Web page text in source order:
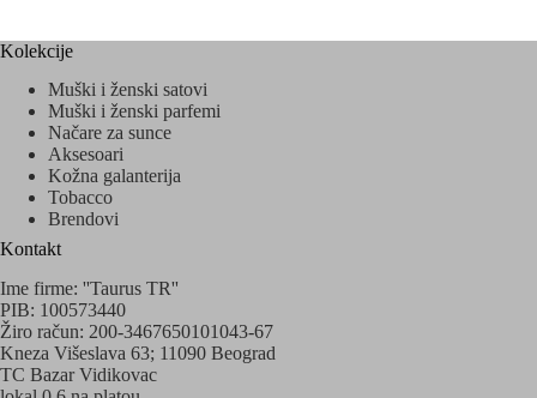
Kolekcije
Muški i ženski satovi
Muški i ženski parfemi
Načare za sunce
Aksesoari
Kožna galanterija
Tobacco
Brendovi
Kontakt
Ime firme: ''Taurus TR''
PIB: 100573440
Žiro račun: 200-3467650101043-67
Kneza Višeslava 63; 11090 Beograd
TC Bazar Vidikovac